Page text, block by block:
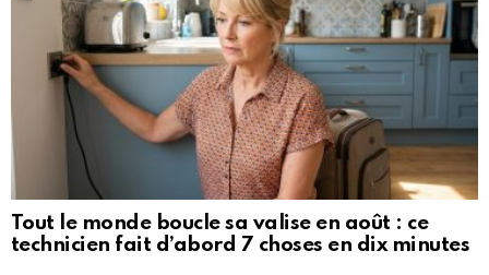
Tout le monde boucle sa valise en août : ce
technicien fait d’abord 7 choses en dix minutes